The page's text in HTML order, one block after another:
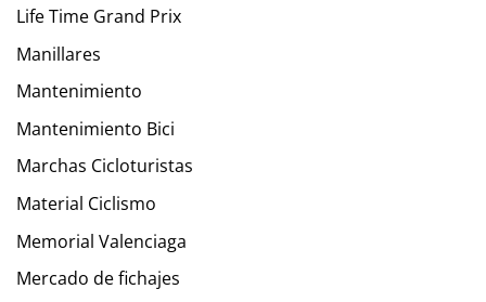
Life Time Grand Prix
Manillares
Mantenimiento
Mantenimiento Bici
Marchas Cicloturistas
Material Ciclismo
Memorial Valenciaga
Mercado de fichajes